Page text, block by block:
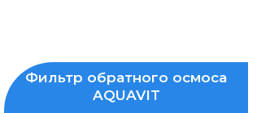
Фильтр обратного осмоса
AQUAVIT